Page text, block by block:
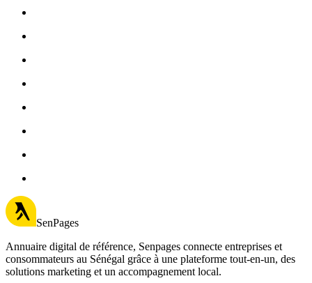
SenPages
Annuaire digital de référence, Senpages connecte entreprises et
consommateurs au Sénégal grâce à une plateforme tout-en-un, des
solutions marketing et un accompagnement local.